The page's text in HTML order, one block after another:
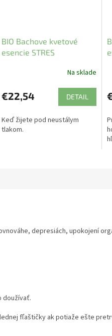
BIO Bachove kvetové
esencie STRES
Na sklade
€22,54 DETAIL
Keď žijete pod neustálym
tlakom.
depresiách, upokojení
doužívať.
fľaštičky ak potiaže ešte